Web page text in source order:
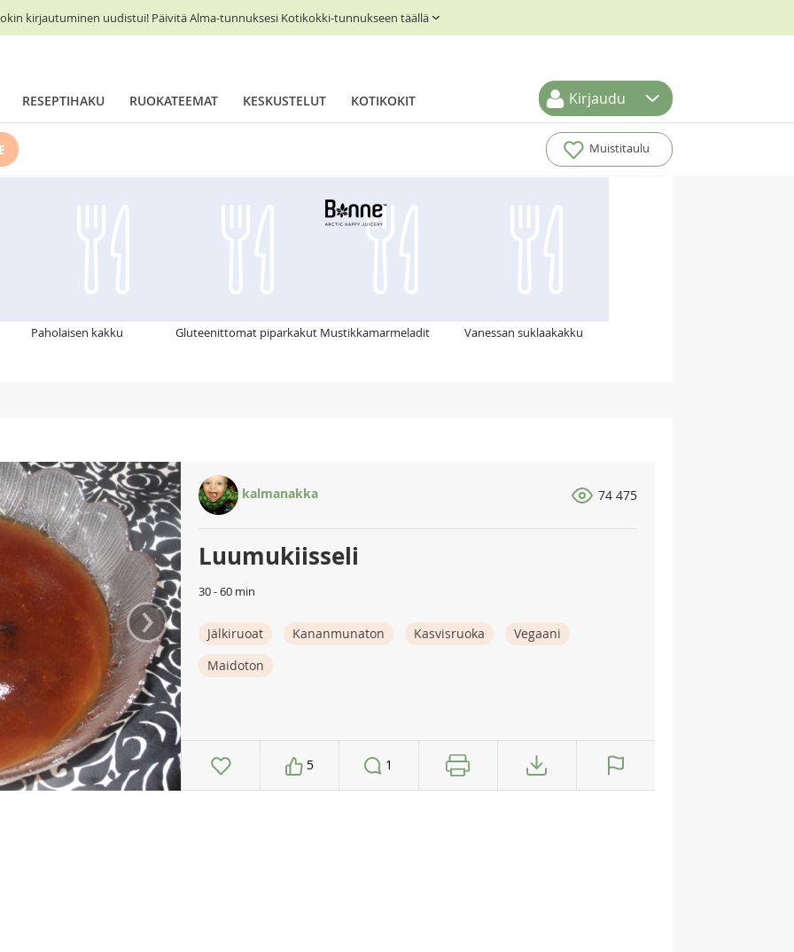
kirjautuminen uudistui! Päivitä Alma-tunnuksesi Kotikokki-tunnukseen täällä
RESEPTIHAKU RUOKATEEMAT KESKUSTELUT KOTIKOKIT Kirjaudu
Muistitaulu
Paholaisen kakku Gluteenittomat piparkakut Mustikkamarmeladit Vanessan suklaakakku
›
kalmanakka 74 475
Luumukiisseli
30 - 60 min
Jälkiruoat Kananmunaton Kasvisruoka
Vegaani
Maidoton
5 1